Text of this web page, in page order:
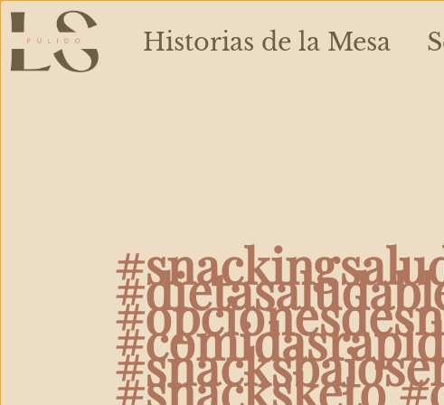
al
contenido
Historias de la Mesa
#snacksketo